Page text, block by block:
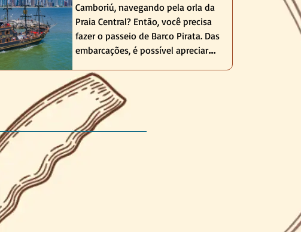
Camboriú, navegando pela orla da
Praia Central? Então, você precisa
fazer o passeio de Barco Pirata. Das
embarcações, é possível apreciar
paisagens encantadoras e vistas
fascinantes da cidade que foi
apelidada de a ...